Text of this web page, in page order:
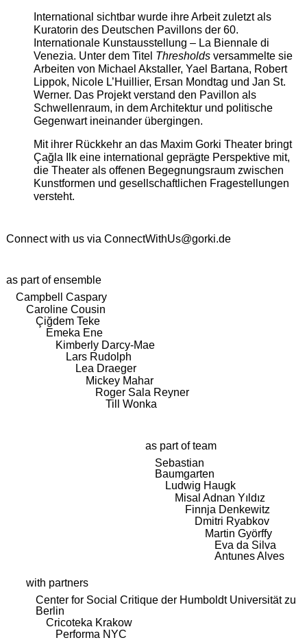
International sichtbar wurde ihre Arbeit zuletzt als
Kuratorin des Deutschen Pavillons der 60.
Internationale Kunstausstellung – La Biennale di
Venezia. Unter dem Titel Thresholdsversammelte sie
Arbeiten von Michael Akstaller, Yael Bartana, Robert
Lippok, Nicole L’Huillier, Ersan Mondtag und Jan St.
Werner. Das Projekt verstand den Pavillon als
Schwellenraum, in dem Architektur und politische
Gegenwart ineinander übergingen.
Mit ihrer Rückkehr an das Maxim Gorki Theater bringt
Çağla Ilk eine international geprägte Perspektive mit,
die Theater als offenen Begegnungsraum zwischen
Kunstformen und gesellschaftlichen Fragestellungen
versteht.
Connect with us via ConnectWithUs@gorki.de
as part of ensemble
Campbell Caspary
Caroline Cousin
Çiğdem Teke
Emeka Ene
Kimberly Darcy-Mae
Lars Rudolph
Lea Draeger
Mickey Mahar
Roger Sala Reyner
Till Wonka
as part of team
Sebastian
Baumgarten
Ludwig Haugk
Misal Adnan Yıldız
Finnja Denkewitz
Dmitri Ryabkov
Martin Györffy
Eva da Silva
Antunes Alves
with partners
Center for Social Critique der Humboldt Universität zu
Berlin
Cricoteka Krakow
Performa NYC